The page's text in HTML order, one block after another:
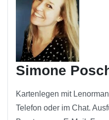
Simone
Kartenlegen mit
Telefon oder im Chat.